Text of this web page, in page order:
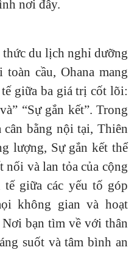
nơi đây.
du lịch nghỉ dưỡng
cầu, Ohana mang
giữa ba giá trị cốt lõi:
“Sự gắn kết”. Trong
bằng nội tại, Thiên
lượng, Sự gắn kết thể
nối và lan tỏa của cộng
giữa các yếu tố góp
không gian và hoạt
bạn tìm về với thân
suốt và tâm bình an